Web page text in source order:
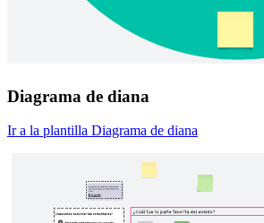
Diagrama de diana
Ir a la plantilla Diagrama de diana